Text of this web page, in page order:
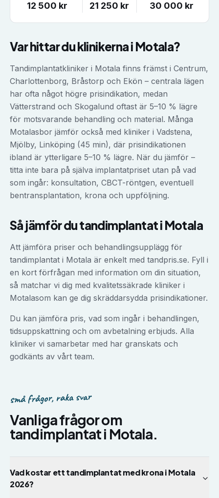
12 500 kr 21 250 kr 30 000 kr
Var hittar du klinikerna i Motala?
Tandimplantatkliniker i Motala finns främst i Centrum,
Charlottenborg, Bråstorp och Ekön – centrala lägen
har ofta något högre prisindikation, medan
Vätterstrand och Skogalund oftast är 5–10 % lägre
för motsvarande behandling och material. Många
Motalasbor jämför också med kliniker i Vadstena,
Mjölby, Linköping (45 min), där prisindikationen
ibland är ytterligare 5–10 % lägre. När du jämför –
titta inte bara på själva implantatpriset utan på vad
som ingår: konsultation, CBCT-röntgen, eventuell
bentransplantation, krona och uppföljning.
Så jämför dutandimplantati Motala
Att jämföra priser och behandlingsupplägg för
tandimplantat i Motala är enkelt med tandpris.se. Fyll i
en kort förfrågan med information om din situation,
så matchar vi dig med kvalitetssäkrade kliniker i
Motalasom kan ge dig skräddarsydda prisindikationer.
Du kan jämföra pris, vad som ingår i behandlingen,
tidsuppskattning och om avbetalning erbjuds. Alla
kliniker vi samarbetar med har granskats och
godkänts av vårt team.
små frågor, raka svar
Vanliga frågor om
tandimplantati Motala.
Vad kostar ett tandimplantat med krona i Motala
2026?